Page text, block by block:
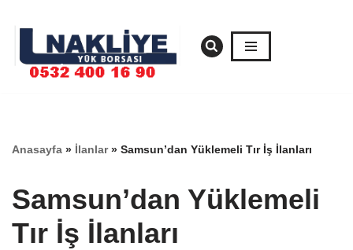
geç
Anasayfa » İlanlar» Samsun’dan Yüklemeli Tır İş İlanları
Samsun’dan Yüklemeli
Tır İş İlanları